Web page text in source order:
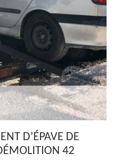
D’ÉPAVE DE
42